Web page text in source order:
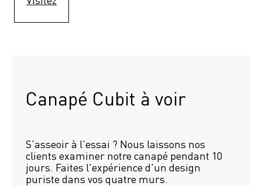
Canapé Cubit à voir
S'asseoir à l'essai ? Nous laissons nos
clients examiner notre canapé pendant 10
jours. Faites l'expérience d'un design
puriste dans vos quatre murs.